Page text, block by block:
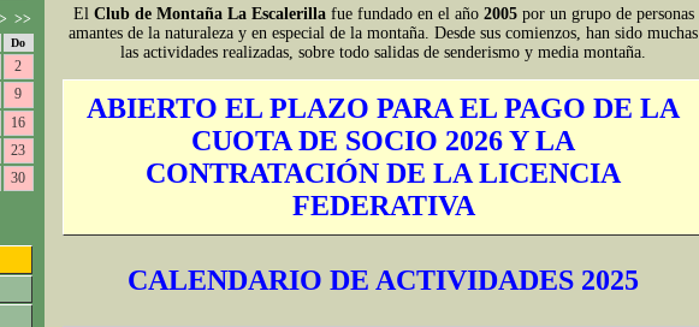
> >>
Do
2
9
16
23
30
El Club de Montaña La Escalerillafue fundado en el año2005por un grupo de personas
amantes de la naturaleza y en especial de la montaña. Desde sus comienzos, han sido muchas
las actividades realizadas, sobre todo salidas de senderismo y media montaña.
ABIERTO EL PLAZO PARA EL PAGO DE LA
CUOTA DE SOCIO 2026 Y LA
CONTRATACIÓN DE LA LICENCIA
FEDERATIVA
CALENDARIO DE ACTIVIDADES 2025